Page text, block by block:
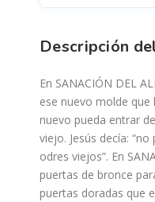
Descripción
En SANACIÓN DEL
ese nuevo molde
nuevo pueda entrar
viejo. Jesús decía: “no
odres viejos”. En
puertas de bronce
puertas doradas que